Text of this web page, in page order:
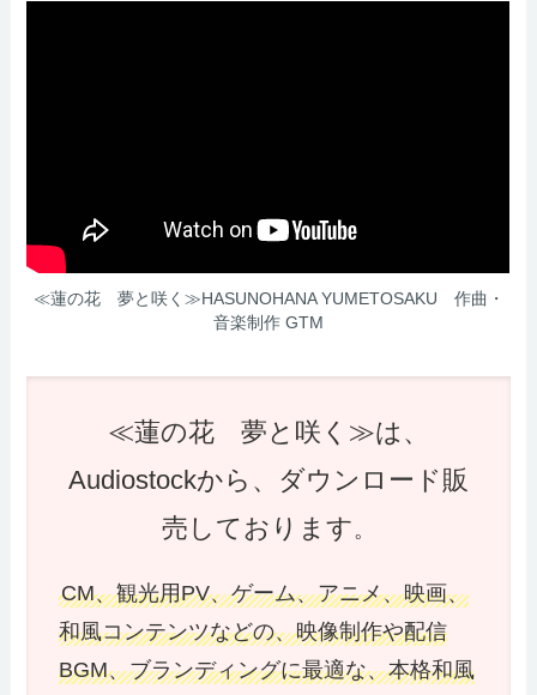
≪蓮の花 夢と咲く≫HASUNOHANA YUMETOSAKU 作曲・
音楽制作 GTM
≪蓮の花 夢と咲く≫は、
Audiostockから、ダウンロード販
売しております。
CM、観光用PV、ゲーム、アニメ、映画、
和風コンテンツなどの、映像制作や配信
BGM、ブランディングに最適な、本格和風